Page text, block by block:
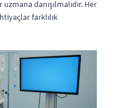
danışılmalıdır. Her
farklılık